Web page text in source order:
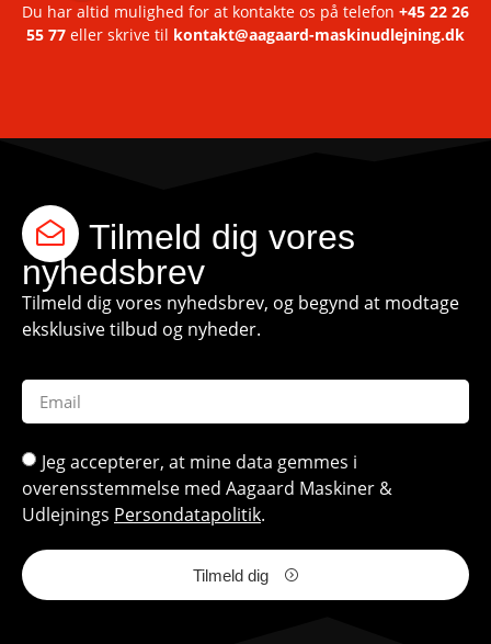
Du har altid mulighed for at kontakte os på telefon +45 22 26
55 77 eller skrive til kontakt@aagaard-maskinudlejning.dk
Tilmeld dig vores
nyhedsbrev
Tilmeld dig vores nyhedsbrev, og begynd at modtage
eksklusive tilbud og nyheder.
Jeg accepterer, at mine data gemmes i
overensstemmelse med Aagaard Maskiner &
Udlejnings Persondatapolitik.
Tilmeld dig